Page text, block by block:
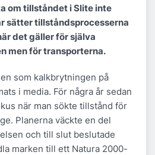
om tillståndet i Slite inte
sätter tillståndsprocesserna
det gäller för själva
men för transporterna.
som kalkbrytningen på
i media. För några år sedan
när man sökte tillstånd för
Planerna väckte en del
och till slut beslutade
marken till ett Natura 2000-